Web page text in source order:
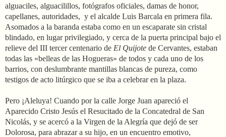
alguaciles, alguacilillos, fotógrafos oficiales, damas de honor,
capellanes, autoridades, y el alcalde Luis Barcala en primera fila.
Asomados a la baranda estaba como en un escaparate sin cristal
blindado, en lugar privilegiado, y cerca de la puerta principal bajo el
relieve del III tercer centenario de El Quijote de Cervantes, estaban
todas las «belleas de las Hogueras» de todos y cada uno de los
barrios, con deslumbrante mantillas blancas de pureza, como
testigos de acto litúrgico que se iba a celebrar en la plaza.
Pero ¡Aleluya! Cuando por la calle Jorge Juan apareció el
Aparecido Cristo Jesús el Resucitado de la Concatedral de San
Nicolás, y se acercó a la Virgen de la Alegría que dejó de ser
Dolorosa, para abrazar a su hijo, en un encuentro emotivo,